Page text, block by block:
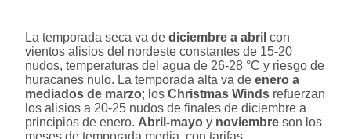
La temporada seca va de diciembre a abril con
vientos alisios del nordeste constantes de 15-20
nudos, temperaturas del agua de 26-28 °C y riesgo de
huracanes nulo. La temporada alta va de enero a
mediados de marzo; los Christmas Winds refuerzan
los alisios a 20-25 nudos de finales de diciembre a
principios de enero. Abril-mayo y noviembre son los